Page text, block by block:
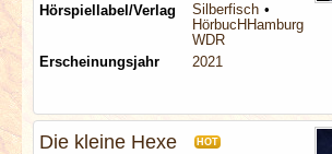
Hörspiellabel/Verlag
Silberfisch
HörbucHHamburg
WDR
Erscheinungsjahr
2021
Die kleine Hexe HOT